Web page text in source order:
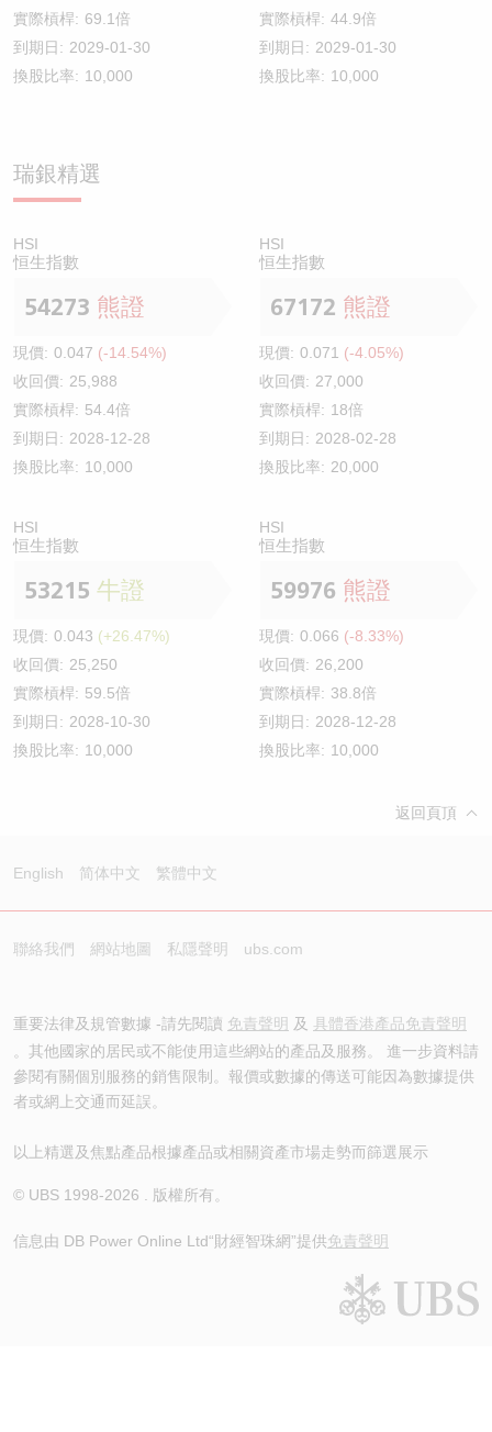
實際槓桿: 69.1倍
到期日: 2029-01-30
換股比率: 10,000
實際槓桿: 44.9倍
到期日: 2029-01-30
換股比率: 10,000
瑞銀精選
HSI
恒生指數
54273 熊證
現價: 0.047 (-14.54%)
收回價: 25,988
實際槓桿: 54.4倍
到期日: 2028-12-28
換股比率: 10,000
HSI
恒生指數
67172 熊證
現價: 0.071 (-4.05%)
收回價: 27,000
實際槓桿: 18倍
到期日: 2028-02-28
換股比率: 20,000
HSI
恒生指數
53215 牛證
現價: 0.043 (+26.47%)
收回價: 25,250
實際槓桿: 59.5倍
到期日: 2028-10-30
換股比率: 10,000
HSI
恒生指數
59976 熊證
現價: 0.066 (-8.33%)
收回價: 26,200
實際槓桿: 38.8倍
到期日: 2028-12-28
換股比率: 10,000
返回頁頂
English 简体中文 繁體中文
聯絡我們 網站地圖 私隱聲明 ubs.com
重要法律及規管數據 -請先閱讀 免責聲明 及 具體香港產品免責聲明
。其他國家的居民或不能使用這些網站的產品及服務。 進一步資料請
參閱有關個別服務的銷售限制。報價或數據的傳送可能因為數據提供
者或網上交通而延誤。
以上精選及焦點產品根據產品或相關資產市場走勢而篩選展示
© UBS 1998-2026 . 版權所有。
信息由 DB Power Online Ltd“財經智珠網”提供免責聲明